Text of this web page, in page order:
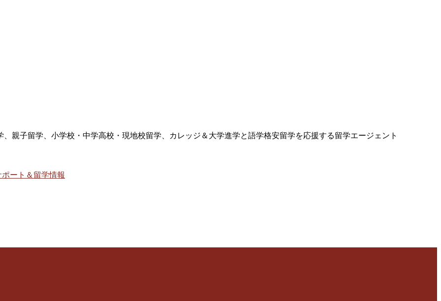
親子留学、小学校・中学高校・現地校留学、カレッジ＆大学進学と語学格安留学を応援する留学エージェント